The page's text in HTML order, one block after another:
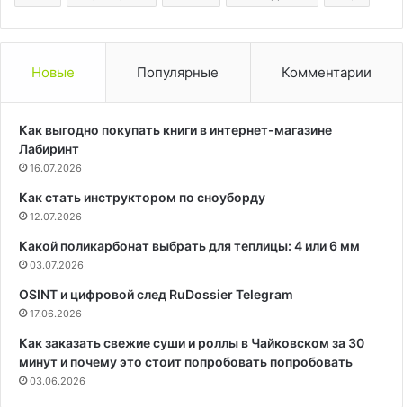
Новые Популярные Комментарии
Как выгодно покупать книги в интернет-магазине
Лабиринт
16.07.2026
Как стать инструктором по сноуборду
12.07.2026
Какой поликарбонат выбрать для теплицы: 4 или 6 мм
03.07.2026
OSINT и цифровой след RuDossier Telegram
17.06.2026
Как заказать свежие суши и роллы в Чайковском за 30
минут и почему это стоит попробовать попробовать
03.06.2026